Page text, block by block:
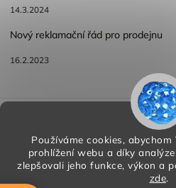
Používáme cookies,
prohlížení webu a díky
zlepšovali jeho funkce, výkon a
zde.
14.3.2024
Nový reklamační řád pro prodejnu
16.2.2023
Reklamace a vracení zboží
Podmínky ochrany
Copyright 2026 HORA PP s.r.o.